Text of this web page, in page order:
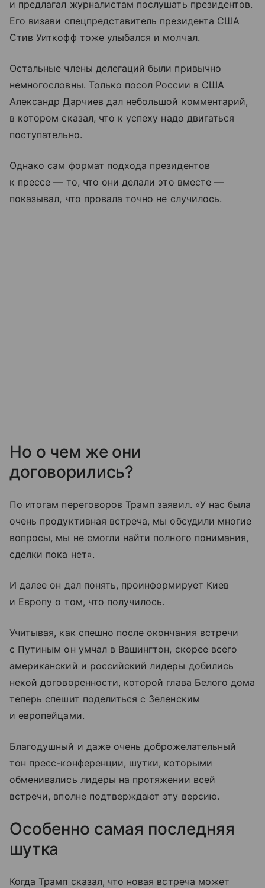
и предлагал журналистам послушать президентов.
Его визави спецпредставитель президента США
Стив Уиткофф тоже улыбался и молчал.
Остальные члены делегаций были привычно
немногословны. Только посол России в США
Александр Дарчиев дал небольшой комментарий,
в котором сказал, что к успеху надо двигаться
поступательно.
Однако сам формат подхода президентов
к прессе — то, что они делали это вместе —
показывал, что провала точно не случилось.
Но о чем же они
договорились?
По итогам переговоров Трамп заявил. «У нас была
очень продуктивная встреча, мы обсудили многие
вопросы, мы не смогли найти полного понимания,
сделки пока нет».
И далее он дал понять, проинформирует Киев
и Европу о том, что получилось.
Учитывая, как спешно после окончания встречи
с Путиным он умчал в Вашингтон, скорее всего
американский и российский лидеры добились
некой договоренности, которой глава Белого дома
теперь спешит поделиться с Зеленским
и европейцами.
Благодушный и даже очень доброжелательный
тон пресс-конференции, шутки, которыми
обменивались лидеры на протяжении всей
встречи, вполне подтверждают эту версию.
Особенно самая последняя
шутка
Когда Трамп сказал, что новая встреча может